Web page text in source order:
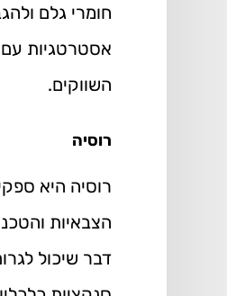
חומרי גלם
אסטרטגיות עם
השווקים.
רוסיה
רוסיה היא
הצבאיות
דבר שיכול